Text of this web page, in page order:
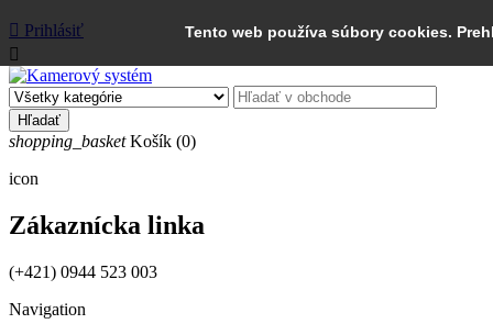
Tento web používa súbory cookies.
 Prihlásiť

Hľadať
shopping_basket Košík (0)
icon
Zákaznícka linka
(+421) 0944 523 003
Navigation